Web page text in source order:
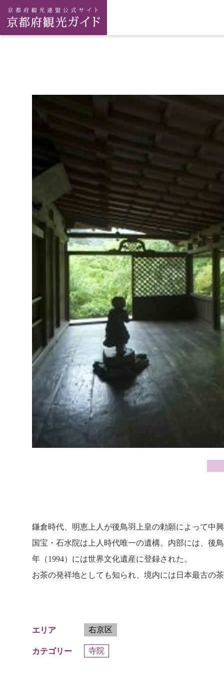
鎌倉時代、明恵上人が後鳥羽上皇の勅願によって中
国宝・石水院は上人時代唯一の遺構。内部には、後
年（1994）には世界文化遺産に登録された。
お茶の発祥地としても知られ、境内には日本最古の
エリア 右京区
カテゴリー 寺院